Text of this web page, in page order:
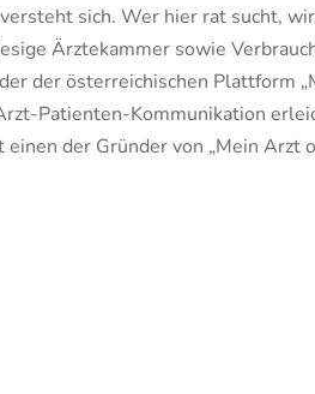
sich. Wer hier rat sucht,
Ärztekammer sowie
der österreichischen Plattform
Patienten-Kommunikation
der Gründer von „Mein Arzt